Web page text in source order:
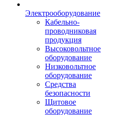
Электрооборудование
Кабельно-
проводниковая
продукция
Высоковольтное
оборудование
Низковольтное
оборудование
Средства
безопасности
Щитовое
оборудование